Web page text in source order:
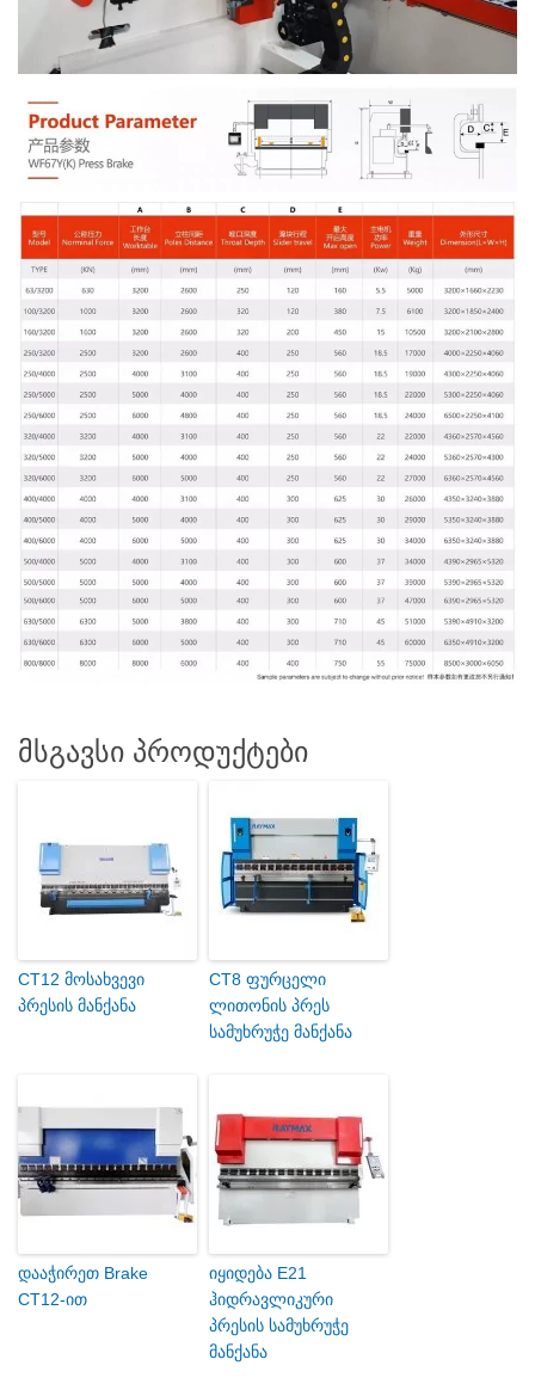
მსგავსი პროდუქტები
CT12 მოსახვევი
პრესის მანქანა
CT8 ფურცელი
ლითონის პრეს
სამუხრუჭე მანქანა
დააჭირეთ Brake
CT12-ით
იყიდება E21
ჰიდრავლიკური
პრესის სამუხრუჭე
მანქანა